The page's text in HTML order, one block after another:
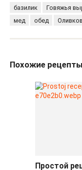
базилик Говяжья
мед
обед
Похожие рецепты
Простой